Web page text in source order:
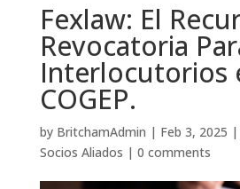
Fexlaw: El
Revocatoria
Interlocutorios
COGEP.
by BritchamAdmin | Feb 3, 2025 |
Socios Aliados | 0 comments